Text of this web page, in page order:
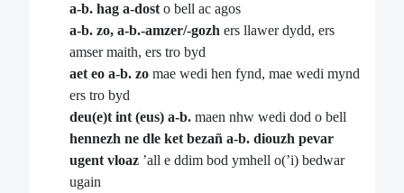
a-b. hag a-dost o bell ac agos
a-b. zo, a-b.-amzer/-gozh ers llawer dydd, ers
amser maith, ers tro byd
aet eo a-b. zo mae wedi hen fynd, mae wedi mynd
ers tro byd
deu(e)t int (eus) a-b. maen nhw wedi dod o bell
hennezh ne dle ket bezañ a-b. diouzh pevar
ugent vloaz ’all e ddim bod ymhell o(’i) bedwar
ugain